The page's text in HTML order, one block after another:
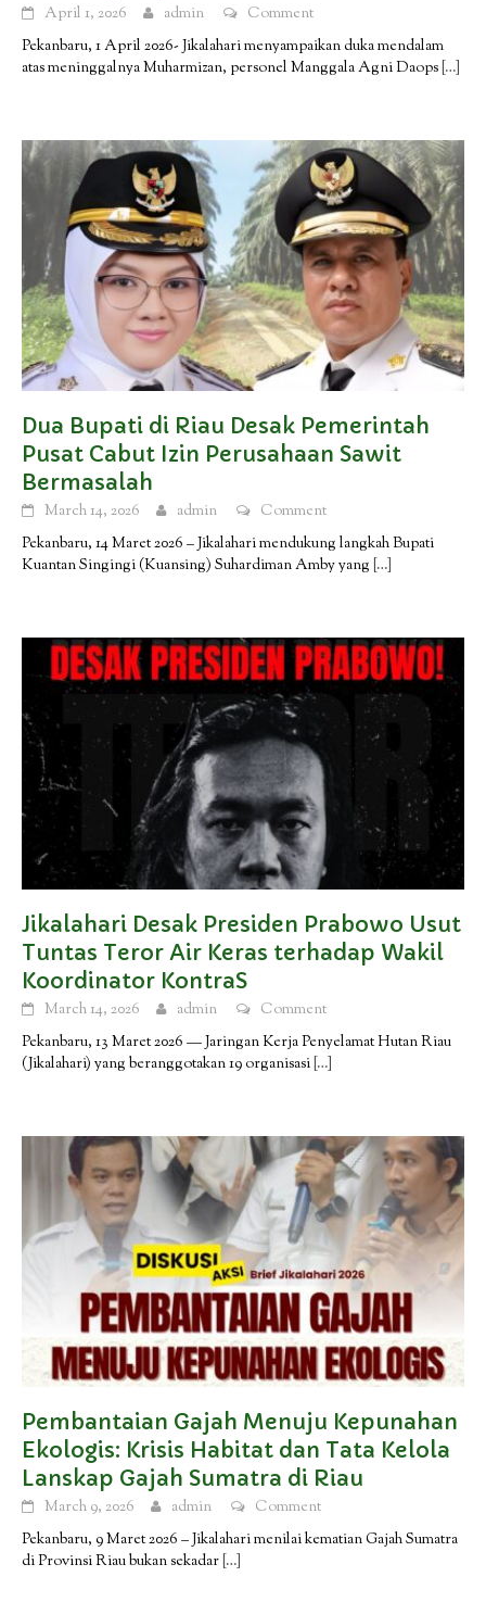
April 1, 2026 admin
Comment
Pekanbaru, 1 April 2026- Jikalahari menyampaikan duka mendalam
atas meninggalnya Muharmizan, personel Manggala Agni Daops […]
Dua Bupati di Riau Desak Pemerintah
Pusat Cabut Izin Perusahaan Sawit
Bermasalah
March 14, 2026 admin
Comment
Pekanbaru, 14 Maret 2026 – Jikalahari mendukung langkah Bupati
Kuantan Singingi (Kuansing) Suhardiman Amby yang […]
Jikalahari Desak Presiden Prabowo Usut
Tuntas Teror Air Keras terhadap Wakil
Koordinator KontraS
March 14, 2026 admin
Comment
Pekanbaru, 13 Maret 2026 — Jaringan Kerja Penyelamat Hutan Riau
(Jikalahari) yang beranggotakan 19 organisasi […]
Pembantaian Gajah Menuju Kepunahan
Ekologis: Krisis Habitat dan Tata Kelola
Lanskap Gajah Sumatra di Riau
March 9, 2026 admin
Comment
Pekanbaru, 9 Maret 2026 – Jikalahari menilai kematian Gajah Sumatra
di Provinsi Riau bukan sekadar […]